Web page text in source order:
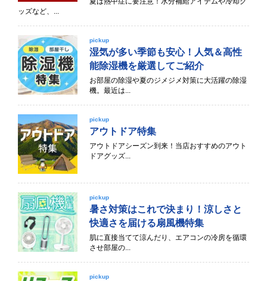
ッズなど、...
pickup
湿気が多い季節も安心！人気＆高性
能除湿機を厳選してご紹介
お部屋の除湿や夏のジメジメ対策に大活躍の除湿
機。最近は...
pickup
アウトドア特集
アウトドアシーズン到来！当店おすすめのアウト
ドアグッズ...
pickup
暑さ対策はこれで決まり！涼しさと
快適さを届ける扇風機特集
肌に直接当てて涼んだり、エアコンの冷房を循環
させ部屋の...
pickup